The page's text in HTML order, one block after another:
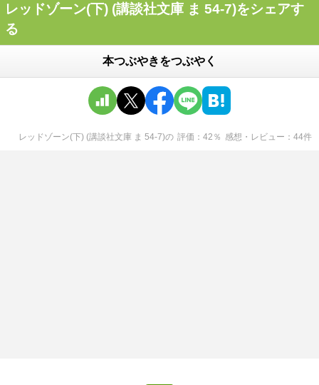
レッドゾーン(下) (講談社文庫 ま 54-7)をシェアす
る
本つぶやきをつぶやく
レッドゾーン(下) (講談社文庫 ま 54-7)の 評価 42 ％ 感想・レビュー 44件